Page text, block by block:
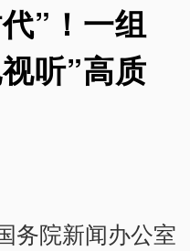
”！一组
听”高质
务院新闻办公室